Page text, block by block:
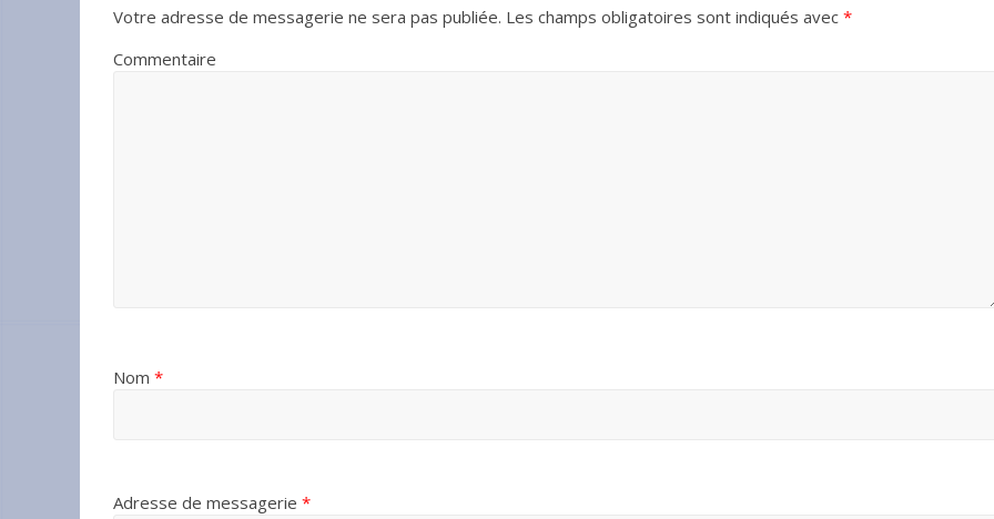
Votre adresse de messagerie ne sera pas publiée. Les champs obligatoires sont indiqués avec *
Commentaire
Nom *
Adresse de messagerie *